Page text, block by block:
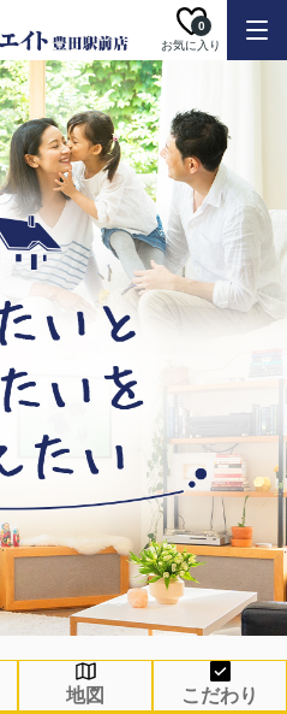
お気に入り
0
地図 こだわり